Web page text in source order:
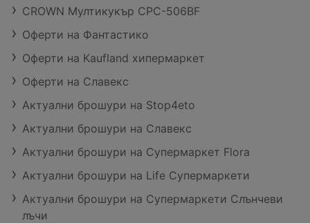
CROWN Мултикукър CPC-506BF
Оферти на Фантастико
Оферти на Kaufland хипермаркет
Оферти на Славекс
Актуални брошури на Stop4eto
Актуални брошури на Славекс
Актуални брошури на Супермаркет Flora
Актуални брошури на Life Супермаркети
Актуални брошури на Супермаркети Слънчеви
лъчи